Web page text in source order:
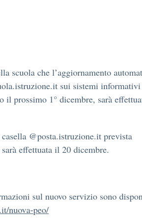
scuola che l’aggiornamento
sui sistemi
prossimo 1° dicembre, sarà
@posta.istruzione.it prevista
effettuata il 20 dicembre.
sul nuovo servizio sono
nuova-peo/